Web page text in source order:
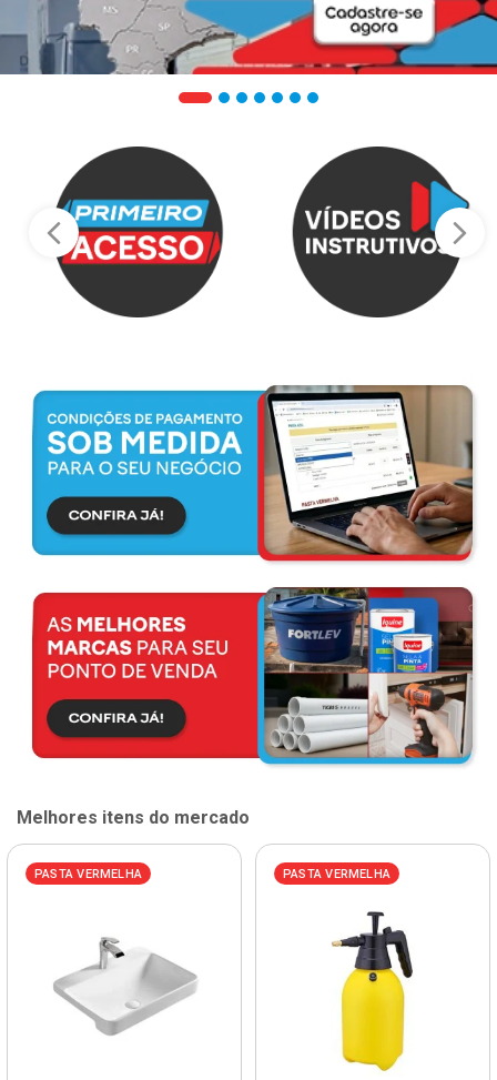
Melhores itens do mercado
PASTA VERMELHA PASTA VERMELHA